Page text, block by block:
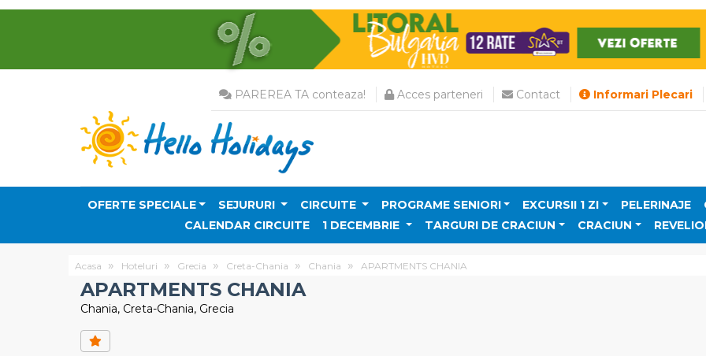
PAREREA TA conteaza! Acces parteneri Contact Informari Plecari
OFERTE SPECIALE SEJURURI CIRCUITE PROGRAME SENIORI EXCURSII 1 ZI PELERINAJE
CALENDAR CIRCUITE
1 DECEMBRIE TARGURI DE CRACIUN CRACIUN
Acasa Hoteluri Grecia Creta-Chania Chania APARTMENTS CHANIA
APARTMENTS CHANIA
Chania, Creta-Chania, Grecia